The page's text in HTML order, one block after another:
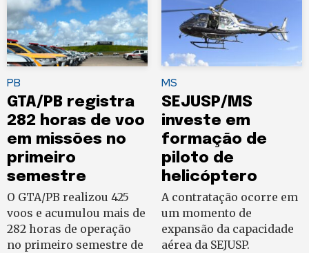
PB
GTA/PB registra
282 horas de voo
em missões no
primeiro
semestre
O GTA/PB realizou 425
voos e acumulou mais de
282 horas de operação
no primeiro semestre de
MS
SEJUSP/MS
investe em
formação de
piloto de
helicóptero
A contratação ocorre em
um momento de
expansão da capacidade
aérea da SEJUSP.